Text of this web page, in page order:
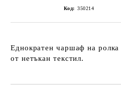
Код: 350214
Еднократен чаршаф на
от нетъкан текстил.